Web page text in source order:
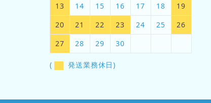
13
14 15 16 17 18
19
20
21 22 23 24 25
26
27
28 29 30
( 発送業務休日)